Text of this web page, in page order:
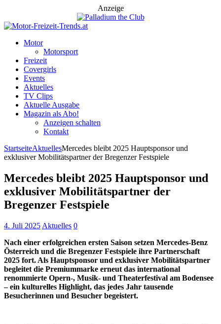
Anzeige
Motor
Motorsport
Freizeit
Covergirls
Events
Aktuelles
TV Clips
Aktuelle Ausgabe
Magazin als Abo!
Anzeigen schalten
Kontakt
StartseiteAktuellesMercedes bleibt 2025 Hauptsponsor und
exklusiver Mobilitätspartner der Bregenzer Festspiele
Mercedes bleibt 2025 Hauptsponsor und
exklusiver Mobilitätspartner der
Bregenzer Festspiele
4. Juli 2025 Aktuelles 0
Nach einer erfolgreichen ersten Saison setzen Mercedes-Benz
Österreich und die Bregenzer Festspiele ihre Partnerschaft
2025 fort. Als Hauptsponsor und exklusiver Mobilitätspartner
begleitet die Premiummarke erneut das international
renommierte Opern-, Musik- und Theaterfestival am Bodensee
– ein kulturelles Highlight, das jedes Jahr tausende
Besucherinnen und Besucher begeistert.